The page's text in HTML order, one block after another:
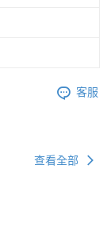
客服
查看全部